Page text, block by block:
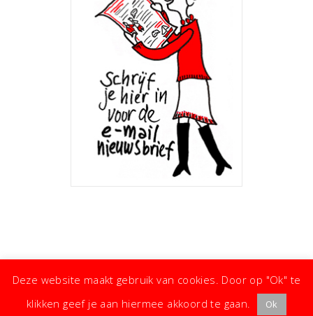
Deze website maakt gebruik van cookies. Door op "Ok" te
klikken geef je aan hiermee akkoord te gaan.
Ok